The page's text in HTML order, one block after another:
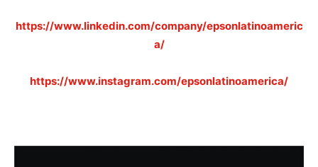
https://www.linkedin.com/company/epsonlatinoameric
a/
https://www.instagram.com/epsonlatinoamerica/